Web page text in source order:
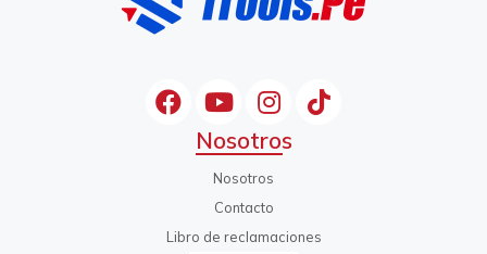
Nosotros
Nosotros
Contacto
Libro de reclamaciones